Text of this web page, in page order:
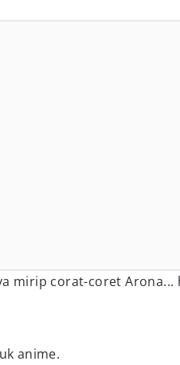
mirip corat-coret Arona...
anime.